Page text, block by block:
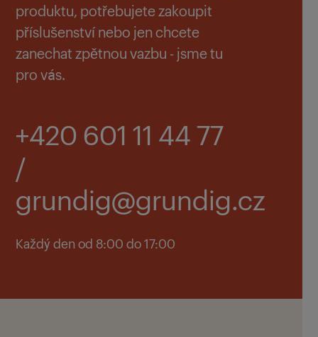
produktu, potřebujete zakoupit
příslušenství nebo jen chcete
zanechat zpětnou vazbu - jsme tu
pro vás.
+420 601 11 44 77
/
grundig@grundig.cz
Každý den od 8:00 do 17:00